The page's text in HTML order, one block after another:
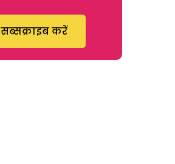
सब्सक्राइब करें